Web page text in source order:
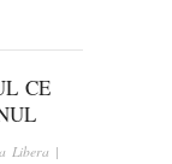
CE
Libera |